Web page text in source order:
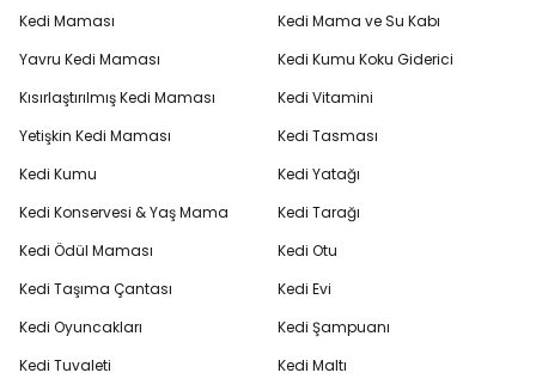
Kedi Maması
Yavru Kedi Maması
Kısırlaştırılmış Kedi Maması
Yetişkin Kedi Maması
Kedi Kumu
Kedi Konservesi & Yaş Mama
Kedi Ödül Maması
Kedi Taşıma Çantası
Kedi Oyuncakları
Kedi Tuvaleti
Kedi Mama ve Su Kabı
Kedi Kumu Koku Giderici
Kedi Vitamini
Kedi Tasması
Kedi Yatağı
Kedi Tarağı
Kedi Otu
Kedi Evi
Kedi Şampuanı
Kedi Maltı